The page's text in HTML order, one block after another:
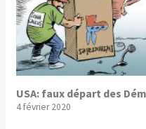
USA: faux départ des
4 février 2020